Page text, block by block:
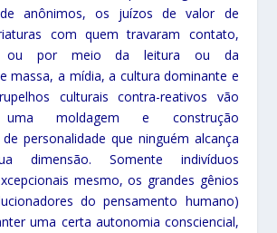
de anônimos, os juízos de valor de
com quem travaram contato,
ou por meio da leitura ou da
massa, a mídia, a cultura dominante e
culturais contra-reativos vão
uma moldagem e construção
personalidade que ninguém alcança
dimensão. Somente indivíduos
mesmo, os grandes gênios
do pensamento humano)
uma certa autonomia consciencial,